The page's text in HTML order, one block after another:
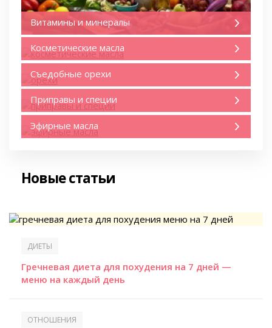
Витамины и минералы
Косметические масла
Съедобные орехи
Приправы и специи
Эфирные масла
Новые статьи
ДИЕТЫ
Гречневая диета для похудения на 7 дней —
меню на каждый день
ОТНОШЕНИЯ